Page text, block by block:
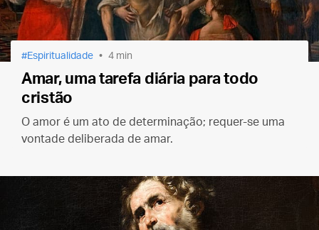
Espiritualidade 4 min
Amar, uma tarefa diária para todo
cristão
O amor é um ato de determinação; requer-se uma
vontade deliberada de amar.